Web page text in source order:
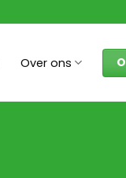
Over ons